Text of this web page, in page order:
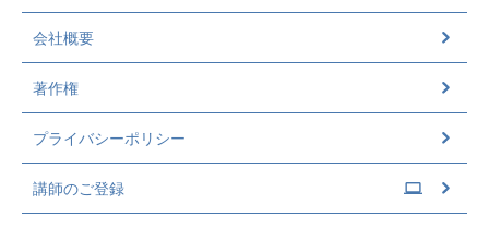
会社概要
著作権
プライバシーポリシー
講師のご登録